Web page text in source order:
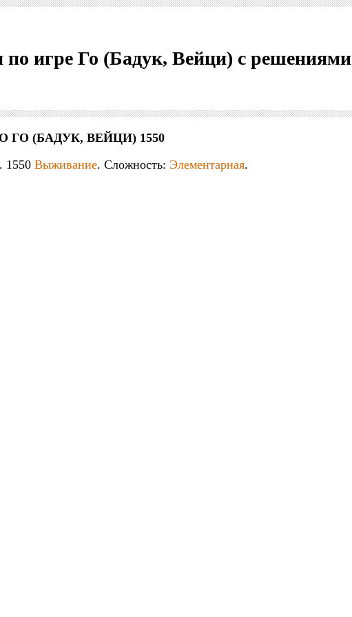
по игре Го (Бадук, Вейци) с решениями
ГО (БАДУК, ВЕЙЦИ) 1550
1550 Выживание. Сложность: Элементарная.